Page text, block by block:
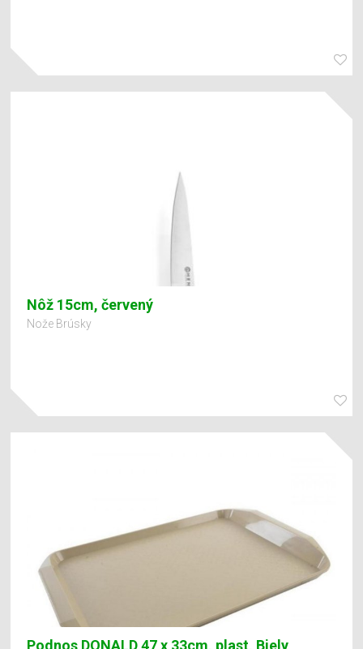
Nôž 15cm, červený
Nože Brúsky
Podnos DONALD 47 x 33cm, plast, Biely